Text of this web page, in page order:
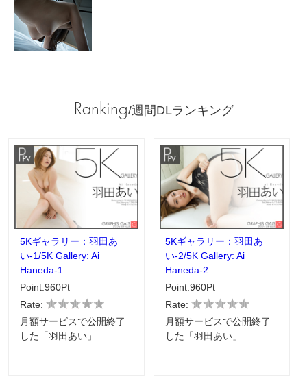
Ranking/週間DLランキング
5Kギャラリー：羽田あ
い-1/5K Gallery: Ai
Haneda-1
Point:960Pt
Rate:
月額サービスで公開終了
した「羽田あい」…
5Kギャラリー：羽田あ
い-2/5K Gallery: Ai
Haneda-2
Point:960Pt
Rate:
月額サービスで公開終了
した「羽田あい」…